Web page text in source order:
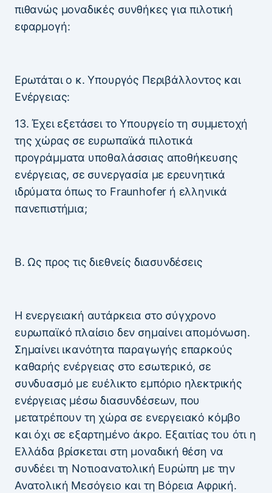
πιθανώς μοναδικές συνθήκες για πιλοτική
εφαρμογή:
Ερωτάται ο κ. Υπουργός Περιβάλλοντος και
Ενέργειας:
13. Έχει εξετάσει το Υπουργείο τη συμμετοχή
της χώρας σε ευρωπαϊκά πιλοτικά
προγράμματα υποθαλάσσιας αποθήκευσης
ενέργειας, σε συνεργασία με ερευνητικά
ιδρύματα όπως το Fraunhofer ή ελληνικά
πανεπιστήμια;
Β. Ως προς τις διεθνείς διασυνδέσεις
Η ενεργειακή αυτάρκεια στο σύγχρονο
ευρωπαϊκό πλαίσιο δεν σημαίνει απομόνωση.
Σημαίνει ικανότητα παραγωγής επαρκούς
καθαρής ενέργειας στο εσωτερικό, σε
συνδυασμό με ευέλικτο εμπόριο ηλεκτρικής
ενέργειας μέσω διασυνδέσεων, που
μετατρέπουν τη χώρα σε ενεργειακό κόμβο
και όχι σε εξαρτημένο άκρο. Εξαιτίας του ότι η
Ελλάδα βρίσκεται στη μοναδική θέση να
συνδέει τη Νοτιοανατολική Ευρώπη με την
Ανατολική Μεσόγειο και τη Βόρεια Αφρική.